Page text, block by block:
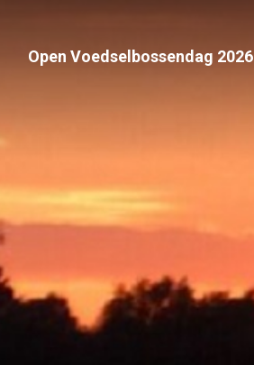
Open Voedselbossendag 2026